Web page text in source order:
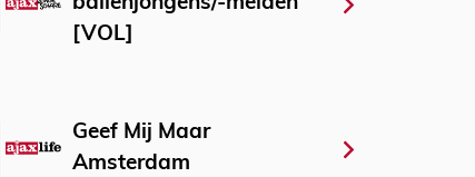
ballenjongens/-meiden
[VOL]
Geef Mij Maar
Amsterdam